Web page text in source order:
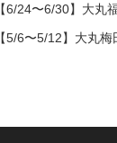
【6/24〜6/30】大丸
【5/6〜5/12】大丸